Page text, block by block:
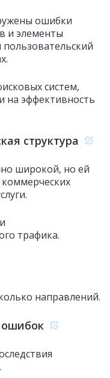
ошибки
и элементы
систем,
на эффективность
структура
широкой, но ей
трафика.
направлений.
ошибок